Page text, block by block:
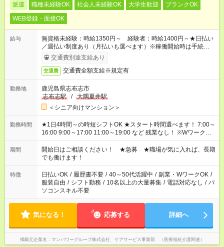
派遣 職種未経験OK 社会人未経験OK 大学生歓迎
ブランクOK
WEB登録・面接OK
給与
無資格未経験：時給1350円～ 経験者：時給1400円～★日払い
／週払い制度あり（月払いも選べます）※稼働開始時は手続き完
了次第のお支払いとなります。
交通費別途支給あり
交通費 交通費全額支給※規定有
勤務地
鹿児島県志布志市
志布志駅
/ 大隅夏井駅
＜シニア向けマンション＞
勤務時間
★1日4時間～の時短シフトOK ★スタート時間選べます！ 7:00～
16:00 9:00～17:00 11:00～19:00 など 残業なし！ ※Wワークの
場合、他のお仕事と合わせ週40時間超の就業はご案内できませ
ん ※法令に基づき、週20時間以上勤務は社会保険への加入対象
となります ※労働者派遣法（日雇い派遣の原則禁止）により、
短時間・短期間の就業はご案内が難しい場合があります
期間
開始日はご相談ください！ ★急募 ★職場が気に入れば、長期
でも働けます！
特徴 日払いOK / 履歴書不要 / 40～50代活躍中 / 副業・WワークOK /
服装自由 / シフト勤務 / 10名以上の大量募集 / 電話対応なし / パ
ソコンスキル不要
気になる！ 応募する 詳細へ
掲載元企業名 マンパワーグループ株式会社 ケアサービス事業部 （医療福祉介護関連）